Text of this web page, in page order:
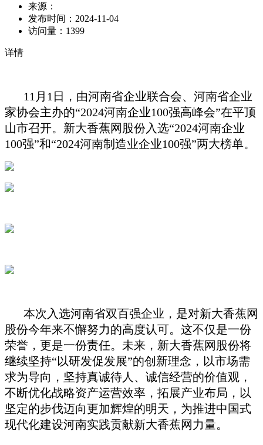
来源：
发布时间： 2024-11-04
访问量： 1399
详情
11月1日，由河南省企业联合会、河南省企业
家协会主办的“2024河南企业100强高峰会”在平顶
山市召开。新大香蕉网股份入选“2024河南企业
100强”和“2024河南制造业企业100强”两大榜单。
本次入选河南省双百强企业，是对新大香蕉网
股份今年来不懈努力的高度认可。这不仅是一份
荣誉，更是一份责任。未来，新大香蕉网股份将
继续坚持“以研发促发展”的创新理念，以市场需
求为导向，坚持真诚待人、诚信经营的价值观，
不断优化战略资产运营效率，拓展产业布局，以
坚定的步伐迈向更加辉煌的明天，为推进中国式
现代化建设河南实践贡献新大香蕉网力量。